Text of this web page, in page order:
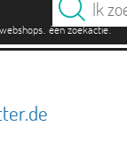
. één zoekactie.